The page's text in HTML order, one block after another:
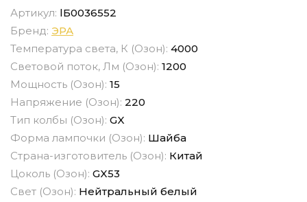
Артикул: lБ0036552
Бренд: ЭРА
Температура света, К (Озон): 4000
Световой поток, Лм (Озон): 1200
Мощность (Озон): 15
Напряжение (Озон): 220
Тип колбы (Озон): GX
Форма лампочки (Озон): Шайба
Страна-изготовитель (Озон): Китай
Цоколь (Озон): GX53
Свет (Озон): Нейтральный белый